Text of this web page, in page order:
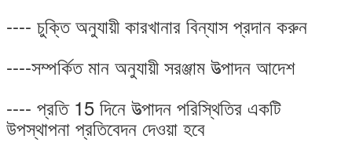
---- চুক্তি অনুযায়ী কারখানার বিন্যাস প্রদান করুন
----সম্পর্কিত মান অনুযায়ী সরঞ্জাম উত্পাদন আদেশ
---- প্রতি 15 দিনে উত্পাদন পরিস্থিতির একটি
উপস্থাপনা প্রতিবেদন দেওয়া হবে